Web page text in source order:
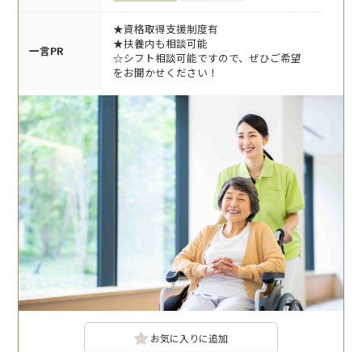
一言PR
★資格取得支援制度有
★扶養内も相談可能
☆シフト相談可能ですので、ぜひご希望
をお聞かせください！
お気に入りに追加